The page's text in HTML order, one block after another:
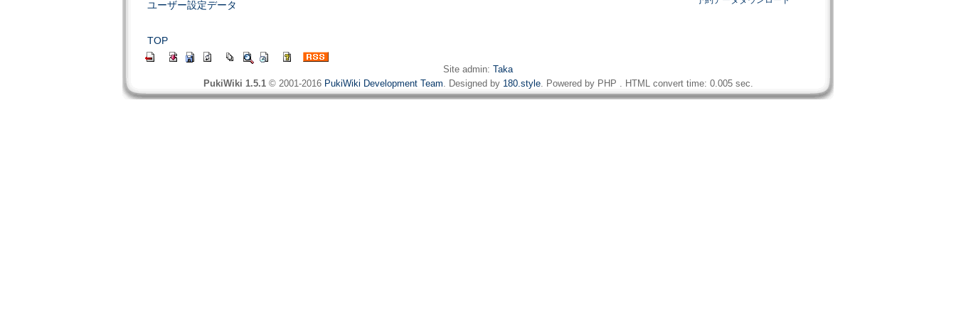
ユーザー設定データ
TOP
Site admin: Taka
PukiWiki 1.5.1© 2001-2016 PukiWiki Development Team. Designed by 180.style. Powered by PHP . HTML convert time: 0.005 sec.